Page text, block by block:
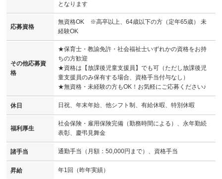
となります
応募資格
無資格OK ※高卒以上、64歳以下の方（定年65歳） 未
経験OK
その他応募資
格
★保育士・教諭免許・社会福祉士いずれかの資格をお持
ちの方歓迎
★資格は【放課後児童支援員】でも可（ただし放課後児
童支援員のみ保有する場合、資格手当付与なし）
★無資格・未経験の方もOK！お気軽にご応募ください♪
休日 日祝、年末年始、他シフト制、有給休暇、特別休暇
福利厚生
社会保険・雇用保険完備（勤務時間による）、永年勤続
表彰、慶弔見舞金
諸手当 通勤手当（月額：50,000円まで）、資格手当
昇給 年1回（昨年実績）